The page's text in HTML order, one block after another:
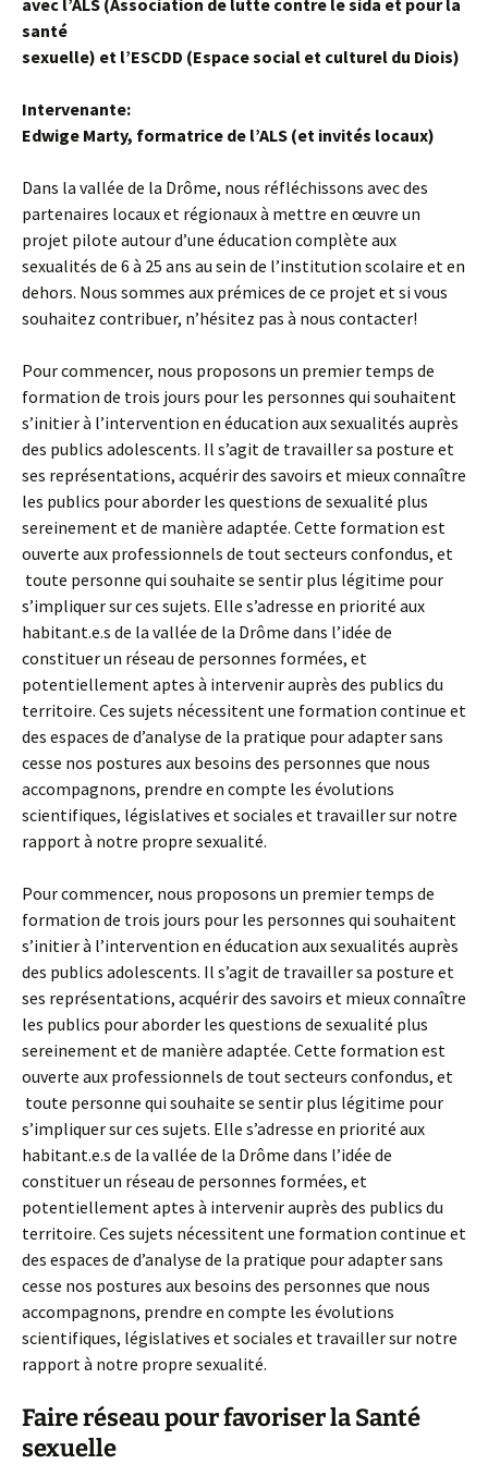
avec l’ALS (Association de lutte contre le sida et pour la
santé
sexuelle) et l’ESCDD (Espace social et culturel du Diois)
Intervenante:
Edwige Marty, formatrice de l’ALS (et invités locaux)
Dans la vallée de la Drôme, nous réfléchissons avec des
partenaires locaux et régionaux à mettre en œuvre un
projet pilote autour d’une éducation complète aux
sexualités de 6 à 25 ans au sein de l’institution scolaire et en
dehors. Nous sommes aux prémices de ce projet et si vous
souhaitez contribuer, n’hésitez pas à nous contacter!
Pour commencer, nous proposons un premier temps de
formation de trois jours pour les personnes qui souhaitent
s’initier à l’intervention en éducation aux sexualités auprès
des publics adolescents. Il s’agit de travailler sa posture et
ses représentations, acquérir des savoirs et mieux connaître
les publics pour aborder les questions de sexualité plus
sereinement et de manière adaptée. Cette formation est
ouverte aux professionnels de tout secteurs confondus, et
toute personne qui souhaite se sentir plus légitime pour
s’impliquer sur ces sujets. Elle s’adresse en priorité aux
habitant.e.s de la vallée de la Drôme dans l’idée de
constituer un réseau de personnes formées, et
potentiellement aptes à intervenir auprès des publics du
territoire. Ces sujets nécessitent une formation continue et
des espaces de d’analyse de la pratique pour adapter sans
cesse nos postures aux besoins des personnes que nous
accompagnons, prendre en compte les évolutions
scientifiques, législatives et sociales et travailler sur notre
rapport à notre propre sexualité.
Pour commencer, nous proposons un premier temps de
formation de trois jours pour les personnes qui souhaitent
s’initier à l’intervention en éducation aux sexualités auprès
des publics adolescents. Il s’agit de travailler sa posture et
ses représentations, acquérir des savoirs et mieux connaître
les publics pour aborder les questions de sexualité plus
sereinement et de manière adaptée. Cette formation est
ouverte aux professionnels de tout secteurs confondus, et
toute personne qui souhaite se sentir plus légitime pour
s’impliquer sur ces sujets. Elle s’adresse en priorité aux
habitant.e.s de la vallée de la Drôme dans l’idée de
constituer un réseau de personnes formées, et
potentiellement aptes à intervenir auprès des publics du
territoire. Ces sujets nécessitent une formation continue et
des espaces de d’analyse de la pratique pour adapter sans
cesse nos postures aux besoins des personnes que nous
accompagnons, prendre en compte les évolutions
scientifiques, législatives et sociales et travailler sur notre
rapport à notre propre sexualité.
Faire réseau pour favoriser la Santé
sexuelle